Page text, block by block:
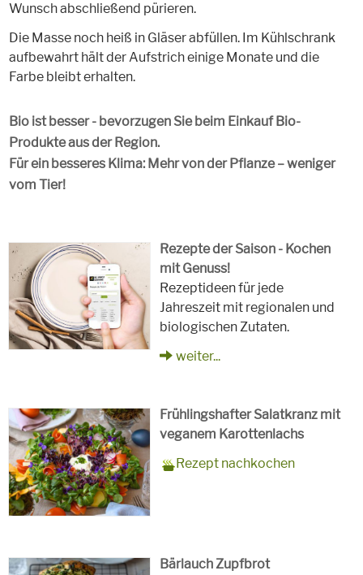
Wunsch abschließend pürieren.
Die Masse noch heiß in Gläser abfüllen. Im Kühlschrank
aufbewahrt hält der Aufstrich einige Monate und die
Farbe bleibt erhalten.
Bio ist besser - bevorzugen Sie beim Einkauf Bio-
Produkte aus der Region.
Für ein besseres Klima: Mehr von der Pflanze – weniger
vom Tier!
Rezepte der Saison - Kochen
mit Genuss!
Rezeptideen für jede
Jahreszeit mit regionalen und
biologischen Zutaten.
weiter...
Frühlingshafter Salatkranz mit
veganem Karottenlachs
für
Schlagworte
Beilagen, Hauptspeisen, Jause,
Rezept nachkochen
Bärlauch Zupfbrot